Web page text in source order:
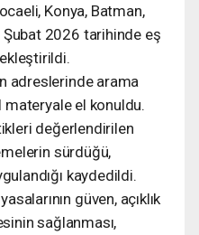
Konya, Batman,
2026 tarihinde eş
adreslerinde arama
materyale el konuldu.
değerlendirilen
sürdüğü,
kaydedildi.
güven, açıklık
sağlanması,